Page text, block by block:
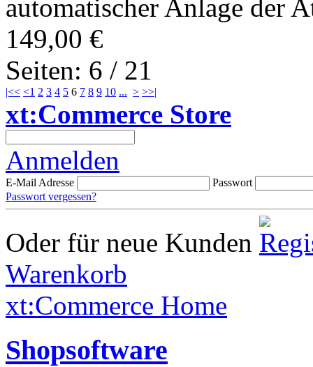
automatischer Anlage der
149,00 €
Seiten: 6 / 21
|<< <1 2 3 4 5 6 7 8 9 10 ... > >>|
xt:Commerce Store
Anmelden
E-Mail Adresse
Passwort
Passwort vergessen?
Oder für neue Kunden
Warenkorb
xt:Commerce Home
Shopsoftware